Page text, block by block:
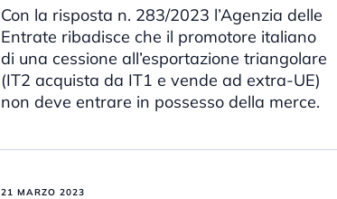
Con la risposta n. 283/2023 l’Agenzia delle
Entrate ribadisce che il promotore italiano
di una cessione all’esportazione triangolare
(IT2 acquista da IT1 e vende ad extra-UE)
non deve entrare in possesso della merce.
21 MARZO 2023